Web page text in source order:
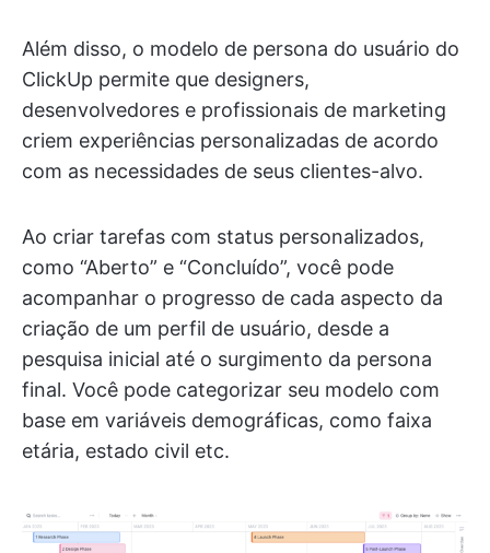
Além disso, o modelo de persona do usuário do
ClickUp permite que designers,
desenvolvedores e profissionais de marketing
criem experiências personalizadas de acordo
com as necessidades de seus clientes-alvo.
Ao criar tarefas com status personalizados,
como “Aberto” e “Concluído”, você pode
acompanhar o progresso de cada aspecto da
criação de um perfil de usuário, desde a
pesquisa inicial até o surgimento da persona
final. Você pode categorizar seu modelo com
base em variáveis demográficas, como faixa
etária, estado civil etc.